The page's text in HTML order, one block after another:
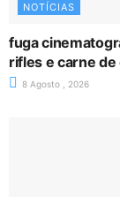
NOTÍCIAS
fuga
rifles e carne
8 Agosto , 2026